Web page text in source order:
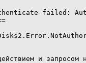
failed:
и запросом